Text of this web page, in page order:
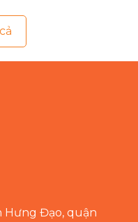
Hưng Đạo, quận